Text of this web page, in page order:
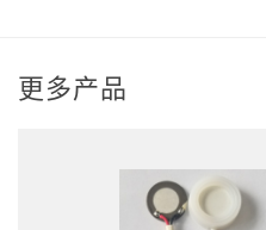
更多产品